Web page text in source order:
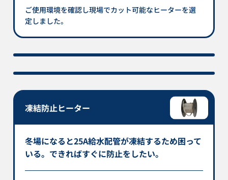
ご使用環境を確認し現場でカット可能なヒーターを選
定しました。
凍結防止ヒーター
冬場になると25A給水配管が凍結するため困って
いる。できればすぐに防止をしたい。